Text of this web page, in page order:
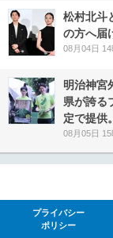
松村北斗
の方へ届
08月04日 14
明治神宮
県が誇る
定で提供
08月05日 15
プライバシー
ポリシー